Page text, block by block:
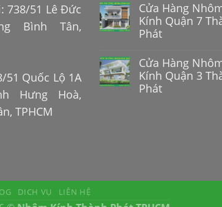
738/51 Lê Đức
Bình Tân,
51 Quốc Lộ 1A
Hưng Hoà,
TPHCM
Cửa Hàng
Kính Quận 7
Phát
Cửa Hàng
Kính Quận 3
Phát
DICH VỤ LIÊN HỆ